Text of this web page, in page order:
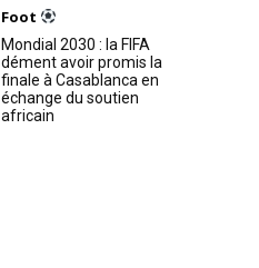
Foot
Mondial 2030 : la FIFA
dément avoir promis la
finale à Casablanca en
échange du soutien
africain